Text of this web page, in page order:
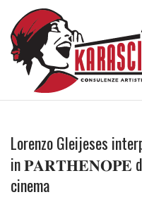
Lorenzo Gleijeses
in 𝐏𝐀𝐑𝐓𝐇𝐄𝐍𝐎𝐏𝐄 di
cinema